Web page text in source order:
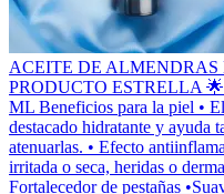
ACEITE DE ALMENDRAS
PRODUCTO ESTRELLA
ML Beneficios para la piel •
destacado hidratante y ayuda
atenuarlas. • Efecto
irritada o seca, heridas o
Fortalecedor de pestañas